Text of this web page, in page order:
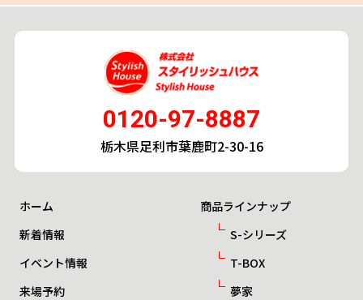
0120-97-8887
栃木県足利市葉鹿町2-30-16
ホーム
新着情報
イベント情報
来場予約
商品ラインナップ
S-シリーズ
T-BOX
夢家